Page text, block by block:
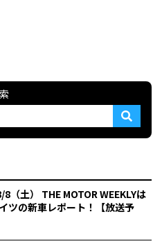
8（土） THE MOTOR WEEKLYは
ツの新車レポート！【放送予